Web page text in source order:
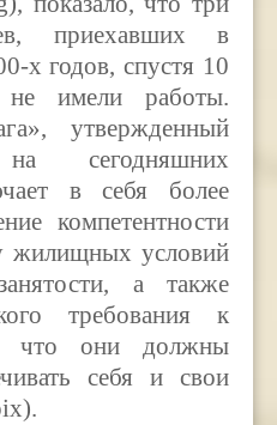
приехавших в
х годов, спустя 10
имели работы.
утвержденный
на сегодняшних
в себя более
компетентности
жилищных условий
а также
требования к
что они должны
себя и свои